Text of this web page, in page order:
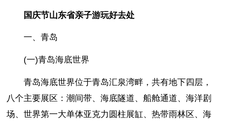
国庆节山东省亲子游玩好去处
一、青岛
(一)青岛海底世界
青岛海底世界位于青岛汇泉湾畔，共有地下四层，
八个主要展区：潮间带、海底隧道、船舱通道、海洋剧
场、世界第一大单体亚克力圆柱展缸、热带雨林区、海